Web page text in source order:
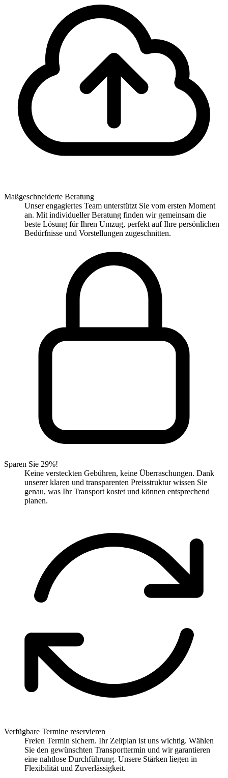
Maßgeschneiderte Beratung
Unser engagiertes Team unterstützt Sie vom ersten Moment
an. Mit individueller Beratung finden wir gemeinsam die
beste Lösung für Ihren Umzug, perfekt auf Ihre persönlichen
Bedürfnisse und Vorstellungen zugeschnitten.
Sparen Sie 29%!
Keine versteckten Gebühren, keine Überraschungen. Dank
unserer klaren und transparenten Preisstruktur wissen Sie
genau, was Ihr Transport kostet und können entsprechend
planen.
Verfügbare Termine reservieren
Freien Termin sichern. Ihr Zeitplan ist uns wichtig. Wählen
Sie den gewünschten Transporttermin und wir garantieren
eine nahtlose Durchführung. Unsere Stärken liegen in
Flexibilität und Zuverlässigkeit.